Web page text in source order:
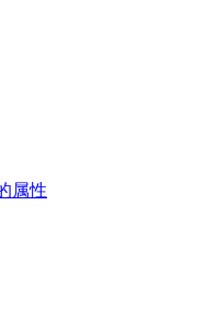
属性